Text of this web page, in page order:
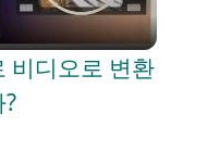
비디오로 변환